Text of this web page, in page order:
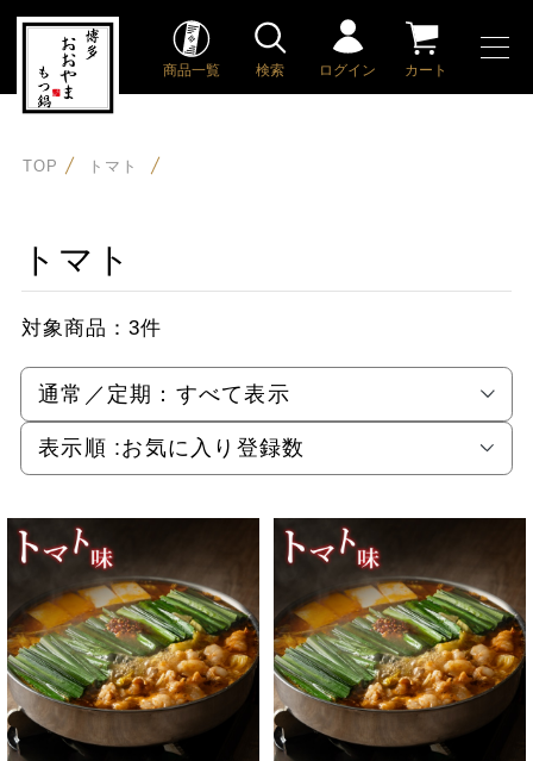
商品一覧 検索 ログイン カート
TOP トマト
トマト
対象商品： 3件
通常／定期： すべて表示
表示順 :お気に入り登録数